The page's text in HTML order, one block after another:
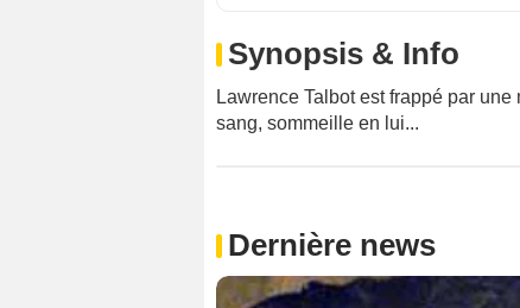
Synopsis & Info
Lawrence Talbot est frappé par
sang, sommeille en lui...
Dernière news